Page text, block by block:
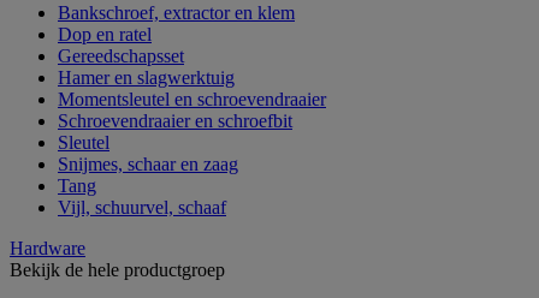
Bankschroef, extractor en klem
Dop en ratel
Gereedschapsset
Hamer en slagwerktuig
Momentsleutel en schroevendraaier
Schroevendraaier en schroefbit
Sleutel
Snijmes, schaar en zaag
Tang
Vijl, schuurvel, schaaf
Hardware
Bekijk de hele productgroep